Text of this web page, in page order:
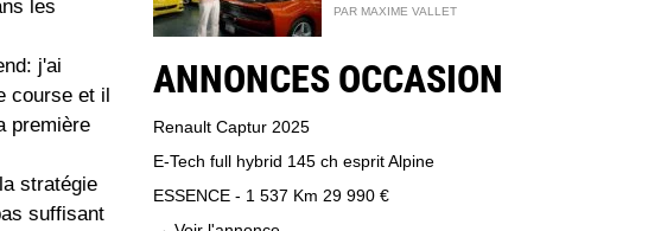
les
j'ai
course et il
première
stratégie
suffisant
PAR MAXIME VALLET
ANNONCES OCCASION
Renault Captur 2025
E-Tech full hybrid 145 ch esprit Alpine
ESSENCE - 1 537 Km 29 990 €